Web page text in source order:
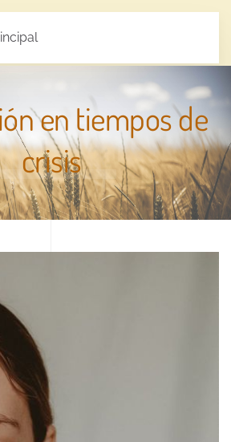
en tiempos de
crisis